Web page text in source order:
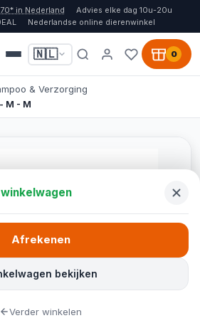
in Nederland
Advies elke dag 10u-20u
Nederlandse online dierenwinkel
🇳🇱 0
& Verzorging
M - M
bekijken
Afrekenen
Verder winkelen